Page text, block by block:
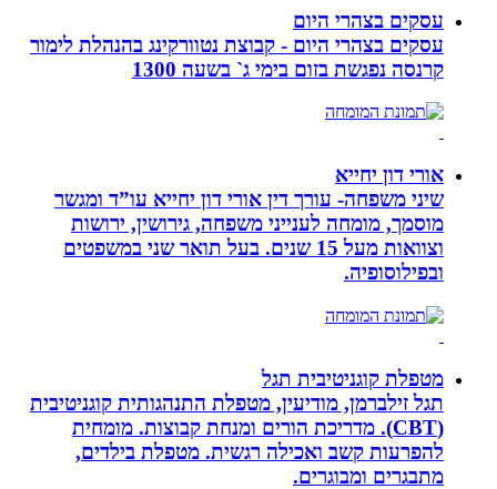
עסקים בצהרי היום
עסקים בצהרי היום - קבוצת נטוורקינג בהנהלת לימור
קרנסה נפגשת בזום בימי ג` בשעה 1300
אורי דון יחייא
שיני משפחה- עורך דין אורי דון יחייא עו”ד ומגשר
מוסמך, מומחה לענייני משפחה, גירושין, ירושות
וצוואות מעל 15 שנים. בעל תואר שני במשפטים
ובפילוסופיה.
מטפלת קוגניטיבית תגל
תגל זילברמן, מודיעין, מטפלת התנהגותית קוגניטיבית
(CBT). מדריכת הורים ומנחת קבוצות. מומחית
להפרעות קשב ואכילה רגשית. מטפלת בילדים,
מתבגרים ומבוגרים.